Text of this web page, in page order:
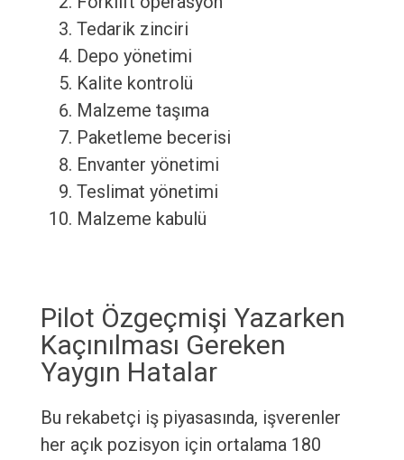
Tedarik zinciri
Depo yönetimi
Kalite kontrolü
Malzeme taşıma
Paketleme becerisi
Envanter yönetimi
Teslimat yönetimi
Malzeme kabulü
Pilot Özgeçmişi Yazarken
Kaçınılması Gereken
Yaygın Hatalar
Bu rekabetçi iş piyasasında, işverenler
her açık pozisyon için ortalama 180